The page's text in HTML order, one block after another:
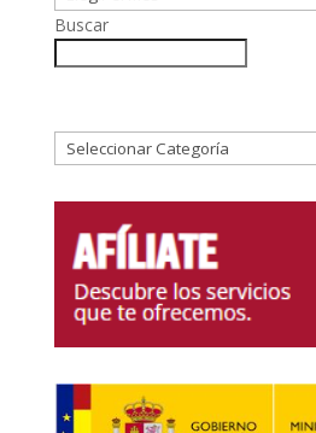
Buscar